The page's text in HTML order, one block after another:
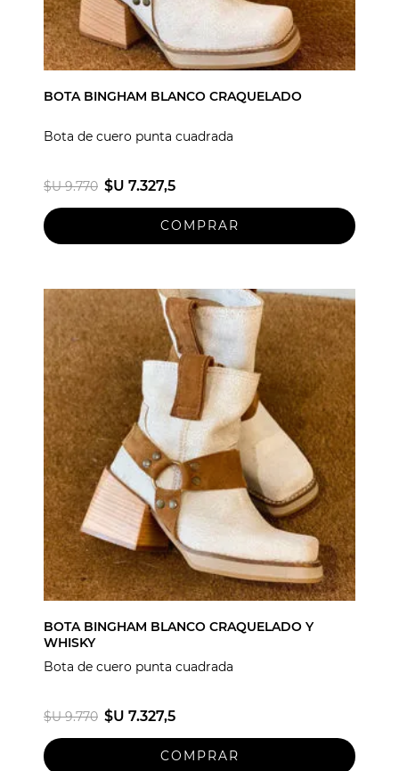
BOTA BINGHAM BLANCO CRAQUELADO
Bota de cuero punta cuadrada
$U 9.770 $U 7.327,5
BOTA BINGHAM BLANCO CRAQUELADO Y
WHISKY
Bota de cuero punta cuadrada
$U 9.770 $U 7.327,5